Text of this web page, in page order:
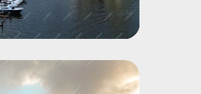
Mute Settings